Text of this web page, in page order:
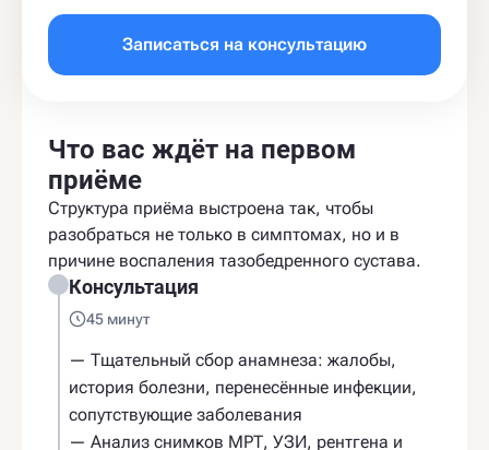
Записаться на консультацию
Что вас ждёт на первом
приёме
Структура приёма выстроена так, чтобы
разобраться не только в симптомах, но и в
причине воспаления тазобедренного сустава.
Консультация
45 минут
— Тщательный сбор анамнеза: жалобы,
история болезни, перенесённые инфекции,
сопутствующие заболевания
— Анализ снимков МРТ, УЗИ, рентгена и